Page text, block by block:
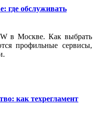
где обслуживать
в Москве. Как выбрать
профильные сервисы,
как техрегламент